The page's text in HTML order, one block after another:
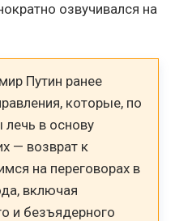
озвучивался на
Путин ранее
которые, по
в основу
— возврат к
на переговорах в
включая
и безъядерного